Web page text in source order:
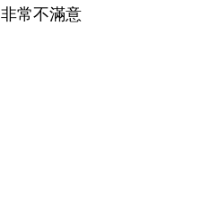
非常不滿意